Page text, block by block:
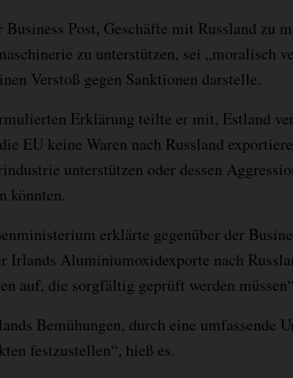
Business Post, Geschäfte mit Russland zu
zu unterstützen, sei „moralisch
Verstoß gegen Sanktionen darstelle.
Erklärung teilte er mit, Estland
EU keine Waren nach Russland
unterstützen oder dessen
könnten.
erklärte gegenüber der
Irlands Aluminiumoxidexporte nach
auf, die sorgfältig geprüft werden
Bemühungen, durch eine umfassende
festzustellen“, hieß es.